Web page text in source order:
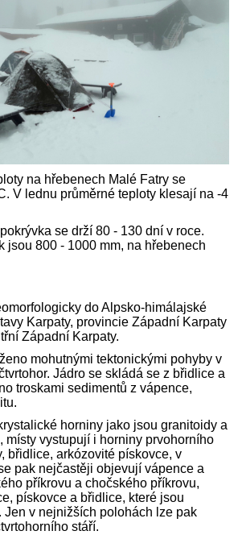
na hřebenech Malé Fatry se
V lednu průměrné teploty klesají na -4
se drží 80 - 130 dní v roce.
jsou 800 - 1000 mm, na hřebenech
do Alpsko-himálajské
Karpaty, provincie Západní Karpaty
Západní Karpaty.
mohutnými tektonickými pohyby v
Jádro se skládá se z břidlice a
troskami sedimentů z vápence,
horniny jako jsou granitoidy a
místy vystupují i horniny prvohorního
břidlice, arkózovité pískovce, v
pak nejčastěji objevují vápence a
příkrovu a chočského příkrovu,
pískovce a břidlice, které jsou
Jen v nejnižších polohách lze pak
stáří.